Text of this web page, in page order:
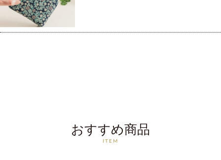
おすすめ商品
ITEM